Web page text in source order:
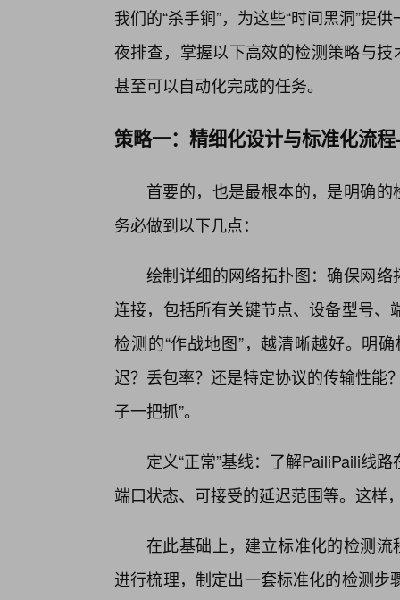
我们的“杀手锏”，为这些“时间黑洞”提
夜排查，掌握以下高效的检测策略与
甚至可以自动化完成的任务。
策略一：精细化设计与标准化流
首要的，也是最根本的，是明确
务必做到以下几点：
绘制详细的网络拓扑图：确保网
连接，包括所有关键节点、设备型号
检测的“作战地图”，越清晰越好。明
迟？丢包率？还是特定协议的传输性能
子一把抓”。
定义“正常”基线：了解PailiPaili线
端口状态、可接受的延迟范围等。这样
在此基础上，建立标准化的检测
进行梳理，制定出一套标准化的检测